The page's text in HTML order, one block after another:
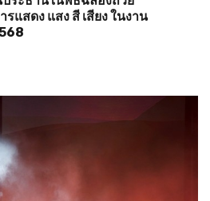
แสดง แสง สี เสียง ในงาน